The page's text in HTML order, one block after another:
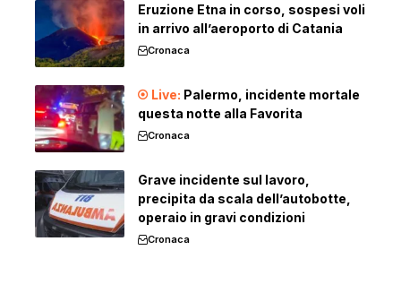
Eruzione Etna in corso, sospesi voli
in arrivo all’aeroporto di Catania
Cronaca
Palermo, incidente mortale
questa notte alla Favorita
Cronaca
Grave incidente sul lavoro,
precipita da scala dell’autobotte,
operaio in gravi condizioni
Cronaca